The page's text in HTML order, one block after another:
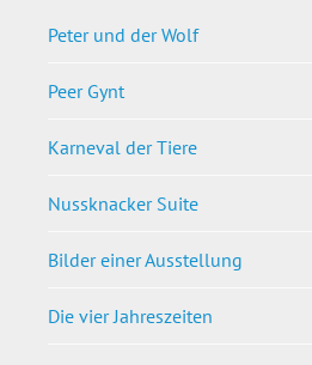
Peter und der Wolf
Peer Gynt
Karneval der Tiere
Nussknacker Suite
Bilder einer Ausstellung
Die vier Jahreszeiten